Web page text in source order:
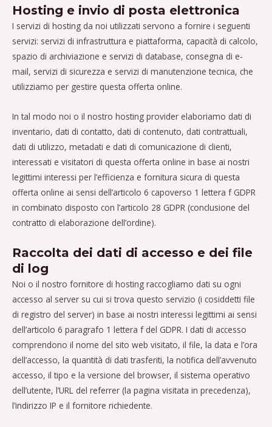
Hosting e invio di posta elettronica
I servizi di hosting da noi utilizzati servono a fornire i seguenti
servizi: servizi di infrastruttura e piattaforma, capacità di calcolo,
spazio di archiviazione e servizi di database, consegna di e-
mail, servizi di sicurezza e servizi di manutenzione tecnica, che
utilizziamo per gestire questa offerta online.
In tal modo noi o il nostro hosting provider elaboriamo dati di
inventario, dati di contatto, dati di contenuto, dati contrattuali,
dati di utilizzo, metadati e dati di comunicazione di clienti,
interessati e visitatori di questa offerta online in base ai nostri
legittimi interessi per l’efficienza e fornitura sicura di questa
offerta online ai sensi dell’articolo 6 capoverso 1 lettera f GDPR
in combinato disposto con l’articolo 28 GDPR (conclusione del
contratto di elaborazione dell’ordine).
Raccolta dei dati di accesso e dei file
di log
Noi o il nostro fornitore di hosting raccogliamo dati su ogni
accesso al server su cui si trova questo servizio (i cosiddetti file
di registro del server) in base ai nostri interessi legittimi ai sensi
dell’articolo 6 paragrafo 1 lettera f del GDPR. I dati di accesso
comprendono il nome del sito web visitato, il file, la data e l’ora
dell’accesso, la quantità di dati trasferiti, la notifica dell’avvenuto
accesso, il tipo e la versione del browser, il sistema operativo
dell’utente, l’URL del referrer (la pagina visitata in precedenza),
l’indirizzo IP e il fornitore richiedente.